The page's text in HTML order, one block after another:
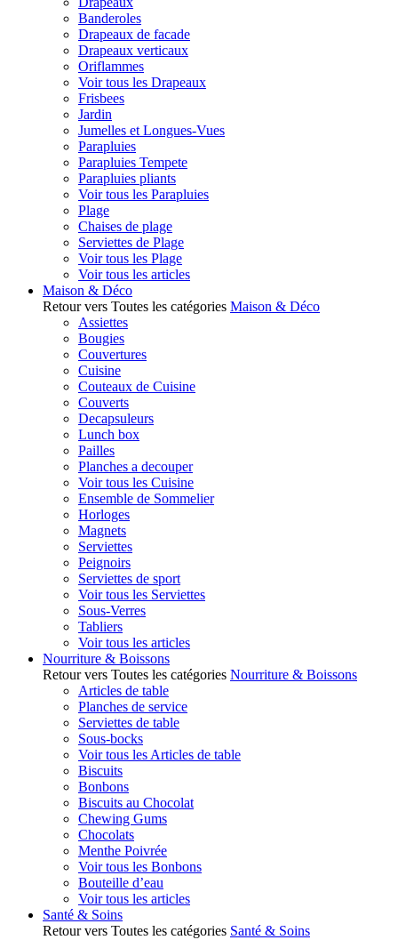
Banderoles
Drapeaux de facade
Drapeaux verticaux
Oriflammes
Voir tous les Drapeaux
Frisbees
Jardin
Jumelles et Longues-Vues
Parapluies
Parapluies Tempete
Parapluies pliants
Voir tous les Parapluies
Plage
Chaises de plage
Serviettes de Plage
Voir tous les Plage
Voir tous les articles
Maison & Déco
Retour vers Toutes les catégories Maison & Déco
Assiettes
Bougies
Couvertures
Cuisine
Couteaux de Cuisine
Couverts
Decapsuleurs
Lunch box
Pailles
Planches a decouper
Voir tous les Cuisine
Ensemble de Sommelier
Horloges
Magnets
Serviettes
Peignoirs
Serviettes de sport
Voir tous les Serviettes
Sous-Verres
Tabliers
Voir tous les articles
Nourriture & Boissons
Retour vers Toutes les catégories Nourriture & Boissons
Articles de table
Planches de service
Serviettes de table
Sous-bocks
Voir tous les Articles de table
Biscuits
Bonbons
Biscuits au Chocolat
Chewing Gums
Chocolats
Menthe Poivrée
Voir tous les Bonbons
Bouteille d’eau
Voir tous les articles
Santé & Soins
Retour vers Toutes les catégories Santé & Soins